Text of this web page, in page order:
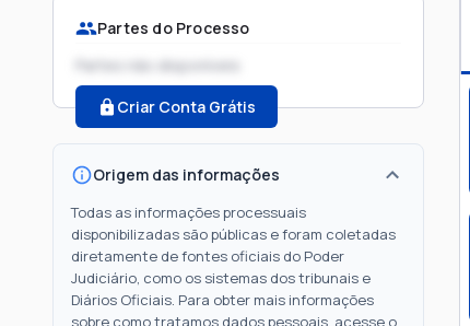
Partes do Processo
Partes não disponíveis
Criar Conta Grátis
Origem das informações
Todas as informações processuais
disponibilizadas são públicas e foram coletadas
diretamente de fontes oficiais do Poder
Judiciário, como os sistemas dos tribunais e
Diários Oficiais. Para obter mais informações
sobre como tratamos dados pessoais, acesse o